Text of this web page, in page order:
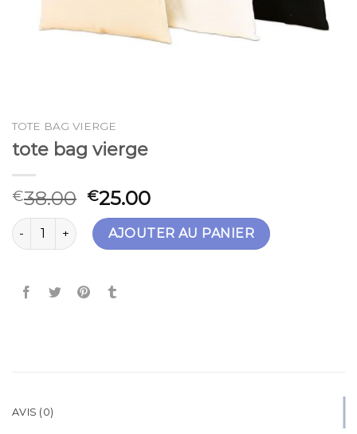
TOTE BAG VIERGE
tote bag vierge
€38.00 €25.00
quantité de tote bag viergeAJOUTER AU PANIER
AVIS (0)